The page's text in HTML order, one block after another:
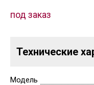
под заказ
Технические
Модель